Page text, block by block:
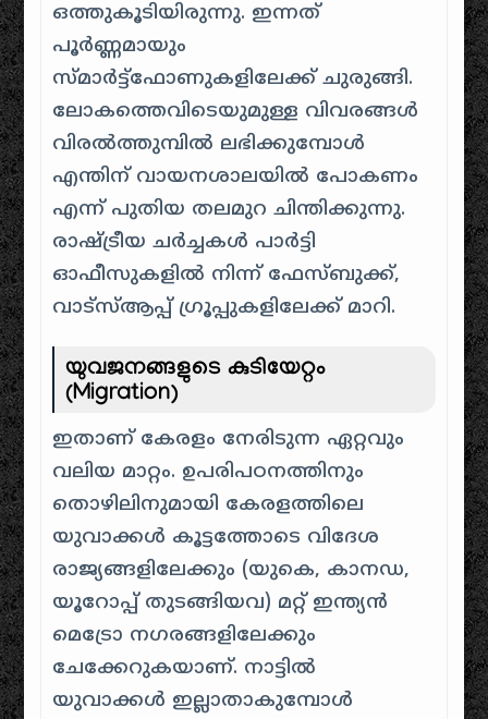
ഒത്തുകൂടിയിരുന്നു. ഇന്നത്
പൂർണ്ണമായും
സ്മാർട്ട്ഫോണുകളിലേക്ക് ചുരുങ്ങി.
ലോകത്തെവിടെയുമുള്ള വിവരങ്ങൾ
വിരൽത്തുമ്പിൽ ലഭിക്കുമ്പോൾ
എന്തിന് വായനശാലയിൽ പോകണം
എന്ന് പുതിയ തലമുറ ചിന്തിക്കുന്നു.
രാഷ്ട്രീയ ചർച്ചകൾ പാർട്ടി
ഓഫീസുകളിൽ നിന്ന് ഫേസ്ബുക്ക്,
വാട്സ്ആപ്പ് ഗ്രൂപ്പുകളിലേക്ക് മാറി.
യുവജനങ്ങളുടെ കുടിയേറ്റം
(Migration)
ഇതാണ് കേരളം നേരിടുന്ന ഏറ്റവും
വലിയ മാറ്റം. ഉപരിപഠനത്തിനും
തൊഴിലിനുമായി കേരളത്തിലെ
യുവാക്കൾ കൂട്ടത്തോടെ വിദേശ
രാജ്യങ്ങളിലേക്കും (യുകെ, കാനഡ,
യൂറോപ്പ് തുടങ്ങിയവ) മറ്റ് ഇന്ത്യൻ
മെട്രോ നഗരങ്ങളിലേക്കും
ചേക്കേറുകയാണ്. നാട്ടിൽ
യുവാക്കൾ ഇല്ലാതാകുമ്പോൾ